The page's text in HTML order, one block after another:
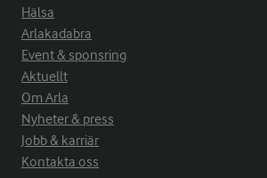
Hälsa
Arlakadabra
Event & sponsring
Aktuellt
Om Arla
Nyheter & press
Jobb & karriär
Kontakta oss